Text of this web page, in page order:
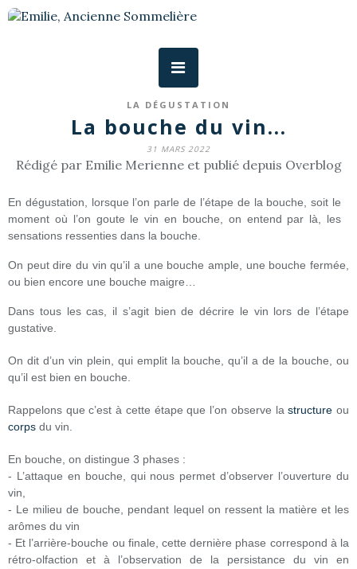
LA DÉGUSTATION
La bouche du vin...
31 MARS 2022
Rédigé par Emilie Merienne et publié depuis Overblog
En dégustation, lorsque l’on parle de l’étape de la bouche, soit le
moment où l’on goute le vin en bouche, on entend par là, les
sensations ressenties dans la bouche.
On peut dire du vin qu’il a une bouche ample, une bouche fermée,
ou bien encore une bouche maigre…
Dans tous les cas, il s’agit bien de décrire le vin lors de l’étape
gustative.
On dit d’un vin plein, qui emplit la bouche, qu’il a de la bouche, ou
qu’il est bien en bouche.
Rappelons que c’est à cette étape que l’on observe lastructure ou
corps du vin.
En bouche, on distingue 3 phases :
- L’attaque en bouche, qui nous permet d’observer l’ouverture du
vin,
- Le milieu de bouche, pendant lequel on ressent la matière et les
arômes du vin
- Et l’arrière-bouche ou finale, cette dernière phase correspond à la
rétro-olfaction et à l’observation de la persistance du vin en